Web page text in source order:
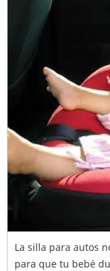
La silla para autos
para que tu bebé